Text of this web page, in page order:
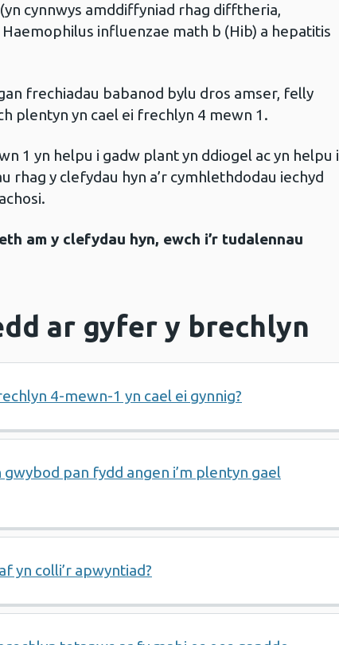
cynnwys amddiffyniad rhag difftheria,
influenzae math b (Hib) a hepatitis
frechiadau babanod bylu dros amser, felly
plentyn yn cael ei frechlyn 4 mewn 1.
1 yn helpu i gadw plant yn ddiogel ac yn helpu i
rhag y clefydau hyn a’r cymhlethdodau iechyd
am y clefydau hyn, ewch i’r tudalennau
ar gyfer y brechlyn
4-mewn-1 yn cael ei gynnig?
gwybod pan fydd angen i’m plentyn gael
yn colli’r apwyntiad?